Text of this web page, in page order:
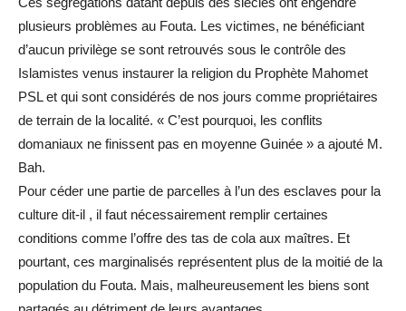
plusieurs problèmes au Fouta. Les victimes, ne bénéficiant
d’aucun privilège se sont retrouvés sous le contrôle des
Islamistes venus instaurer la religion du Prophète Mahomet
PSL et qui sont considérés de nos jours comme propriétaires
de terrain de la localité. « C’est pourquoi, les conflits
domaniaux ne finissent pas en moyenne Guinée » a ajouté M.
Bah.
Pour céder une partie de parcelles à l’un des esclaves pour la
culture dit-il , il faut nécessairement remplir certaines
conditions comme l’offre des tas de cola aux maîtres. Et
pourtant, ces marginalisés représentent plus de la moitié de la
population du Fouta. Mais, malheureusement les biens sont